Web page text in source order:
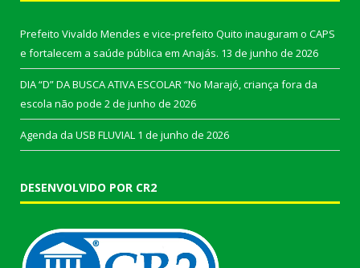
Prefeito Vivaldo Mendes e vice-prefeito Quito inauguram o CAPS
e fortalecem a saúde pública em Anajás. 13 de junho de 2026
DIA “D” DA BUSCA ATIVA ESCOLAR “No Marajó, criança fora da
escola não pode 2 de junho de 2026
Agenda da USB FLUVIAL 1 de junho de 2026
DESENVOLVIDO POR CR2